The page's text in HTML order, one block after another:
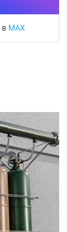
в MAX